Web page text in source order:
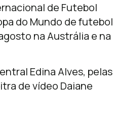
de Futebol
do Mundo de futebol
na Austrália e na
Edina Alves, pelas
de vídeo Daiane